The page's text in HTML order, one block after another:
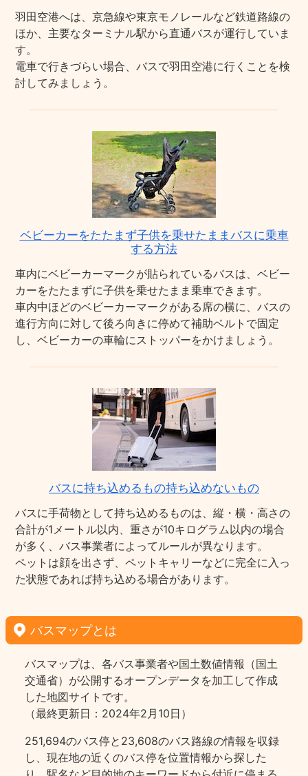
羽田空港へは、京急線や東京モノレールなど鉄道路線の
ほか、主要なターミナル駅から直通バスが運行していま
す。
電車で行きづらい場合、バスで羽田空港に行くことを検
討してみましょう。
ベビーカーをたたまず子供を乗せたままバスに乗車
する方法
車内にベビーカーマークが貼られているバスは、ベビー
カーをたたまずに子供を乗せたまま乗車できます。
車内中ほどのベビーカーマークがある席の横に、バスの
進行方向に対して後ろ向きに停めて補助ベルトで固定
し、ベビーカーの車輪にストッパーをかけましょう。
バスに持ち込めるもの持ち込めないもの
バスに手荷物として持ち込めるものは、縦・横・高さの
合計が1メートル以内、重さが10キログラム以内の場合
が多く、バス事業者によってルールが異なります。
ペットは顔を出さず、ペットキャリーなどに完全に入っ
た状態であれば持ち込める場合があります。
バスマップとは
バスマップは、各バス事業者や国土数値情報（国土
交通省）が公開するオープンデータを加工して作成
した地図サイトです。
（最終更新日：2024年2月10日）
251,694のバス停と23,608のバス路線の情報を収録
し、現在地の近くのバス停を位置情報から探した